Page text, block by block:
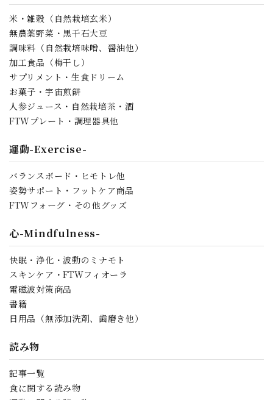
米・雑穀（自然栽培玄米）
無農薬野菜・黒千石大豆
調味料（自然栽培味噌、醤油他）
加工食品（梅干し）
サプリメント・生食ドリーム
お菓子・宇宙煎餅
人参ジュース・自然栽培茶・酒
FTWプレート・調理器具他
運動-Exercise-
バランスボード・ヒモトレ他
姿勢サポート・フットケア商品
FTWフォーグ・その他グッズ
心-Mindfulness-
快眠・浄化・波動のミナモト
スキンケア・FTWフィオーラ
電磁波対策商品
書籍
日用品（無添加洗剤、歯磨き他）
読み物
記事一覧
食に関する読み物